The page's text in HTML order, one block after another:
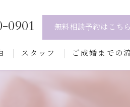
0901 無料相談予約はこちら
スタッフ ご成婚までの